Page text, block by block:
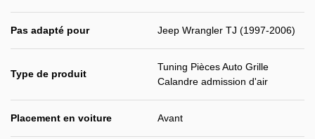
Pas adapté pour Jeep Wrangler TJ (1997-2006)
Type de produit
Tuning Pièces Auto Grille
Calandre admission d'air
Placement en voiture Avant